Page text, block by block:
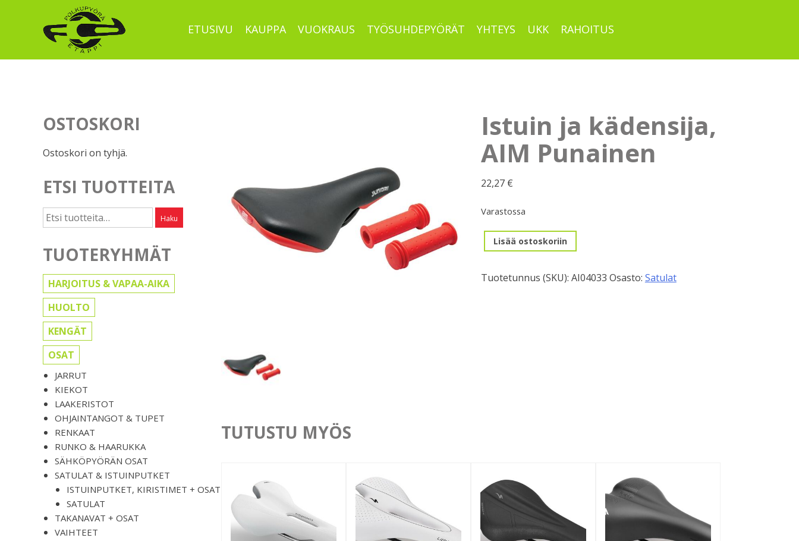
ETUSIVU KAUPPA VUOKRAUS TYÖSUHDEPYÖRÄT YHTEYS UKK RAHOITUS
OSTOSKORI
Ostoskori on tyhjä.
ETSI TUOTTEITA
Etsi: Haku
TUOTERYHMÄT
HARJOITUS & VAPAA-AIKA
HUOLTO
KENGÄT
OSAT
JARRUT
KIEKOT
LAAKERISTOT
OHJAINTANGOT & TUPET
RENKAAT
RUNKO & HAARUKKA
SÄHKÖPYÖRÄN OSAT
SATULAT & ISTUINPUTKET
ISTUINPUTKET, KIRISTIMET + OSAT
SATULAT
TAKANAVAT + OSAT
VAIHTEET
Istuin ja kädensija,
AIM Punainen
22,27 €
Varastossa
Istuin
ja
AIM
Lisää ostoskoriin
Tuotetunnus (SKU): AI04033 Osasto: Satulat
TUTUSTU MYÖS